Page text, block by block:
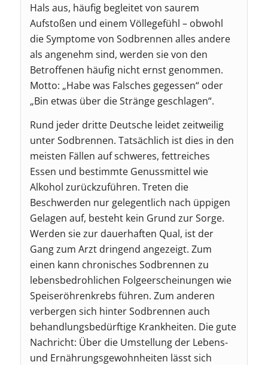
Hals aus, häufig begleitet von saurem
Aufstoßen und einem Völlegefühl – obwohl
die Symptome von Sodbrennen alles andere
als angenehm sind, werden sie von den
Betroffenen häufig nicht ernst genommen.
Motto: „Habe was Falsches gegessen“ oder
„Bin etwas über die Stränge geschlagen“.
Rund jeder dritte Deutsche leidet zeitweilig
unter Sodbrennen. Tatsächlich ist dies in den
meisten Fällen auf schweres, fettreiches
Essen und bestimmte Genussmittel wie
Alkohol zurückzuführen. Treten die
Beschwerden nur gelegentlich nach üppigen
Gelagen auf, besteht kein Grund zur Sorge.
Werden sie zur dauerhaften Qual, ist der
Gang zum Arzt dringend angezeigt. Zum
einen kann chronisches Sodbrennen zu
lebensbedrohlichen Folgeerscheinungen wie
Speiseröhrenkrebs führen. Zum anderen
verbergen sich hinter Sodbrennen auch
behandlungsbedürftige Krankheiten. Die gute
Nachricht: Über die Umstellung der Lebens-
und Ernährungsgewohnheiten lässt sich